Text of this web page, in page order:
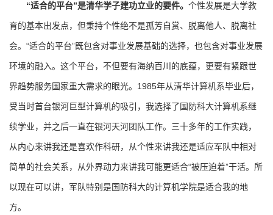
“适合的平台”是清华学子建功立业的要件。 个性发展是大学教
育的基本出发点，但秉持个性绝不是孤芳自赏、脱离他人、脱离社
会。“适合的平台”既包含对事业发展基础的选择，也包含对事业发展
环境的融入。这个平台，不但要有海纳百川的底蕴，更要有紧跟世
界趋势服务国家重大需求的眼光。1985年从清华计算机系毕业后，
受当时首台银河巨型计算机的吸引，我选择了国防科大计算机系继
续学业，并之后一直在银河天河团队工作。三十多年的工作实践，
从内心来讲我还是喜欢作科研，从个性来讲我还是适应军队中相对
简单的社会关系，从外界动力来讲我可能更适合“被压迫着”干活。所
以现在可以讲，军队特别是国防科大的计算机学院是适合我的地
方。